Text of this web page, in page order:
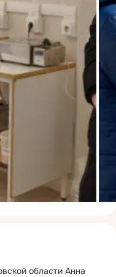
области Анна